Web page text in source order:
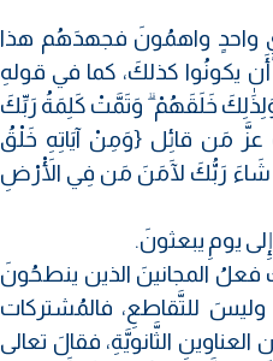
واحدٍ واهمُونَ فجهدَهُم هذا
يكونُوا كذلكَ، كما في قولهِ
وَلِذَٰلِكَ خَلَقَهُمْ ۗ وَتَمَّتْ كَلِمَةُ رَبِّكَ
عزَّ مَن قائِل {وَمِنْ آيَاتِهِ خَلْقُ
شَاءَ رَبُّكَ لَآمَنَ مَن فِي الْأَرْضِ
يومِ يبعثونَ.
فعلُ المجانينَ الذين ينطحُونَ
وليسَ للتَّقاطعِ، فالمُشتركات
الثَّانويَّةِ، فقالَ تعالى